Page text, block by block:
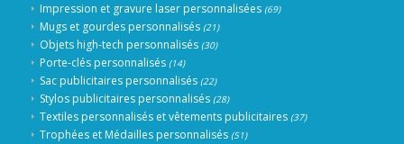
Impression et gravure laser personnalisées (69)
Mugs et gourdes personnalisés (21)
Objets high-tech personnalisés (30)
Porte-clés personnalisés (14)
Sac publicitaires personnalisés (22)
Stylos publicitaires personnalisés (28)
Textiles personnalisés et vêtements publicitaires (37)
Trophées et Médailles personnalisés (51)